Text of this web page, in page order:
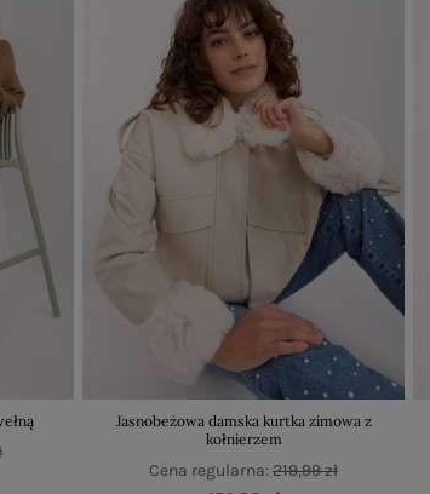
Jasnobeżowa damska kurtka zimowa z
kołnierzem
Cena regularna:219,99 zł